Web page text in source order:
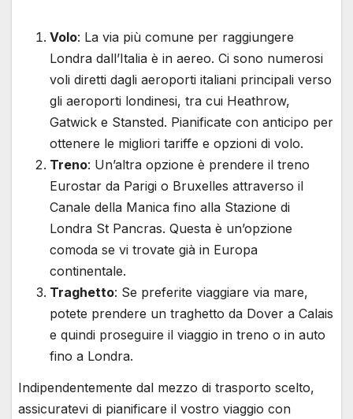
Volo: La via più comune per raggiungere
Londra dall’Italia è in aereo. Ci sono numerosi
voli diretti dagli aeroporti italiani principali verso
gli aeroporti londinesi, tra cui Heathrow,
Gatwick e Stansted. Pianificate con anticipo per
ottenere le migliori tariffe e opzioni di volo.
Treno: Un’altra opzione è prendere il treno
Eurostar da Parigi o Bruxelles attraverso il
Canale della Manica fino alla Stazione di
Londra St Pancras. Questa è un’opzione
comoda se vi trovate già in Europa
continentale.
Traghetto: Se preferite viaggiare via mare,
potete prendere un traghetto da Dover a Calais
e quindi proseguire il viaggio in treno o in auto
fino a Londra.
Indipendentemente dal mezzo di trasporto scelto,
assicuratevi di pianificare il vostro viaggio con